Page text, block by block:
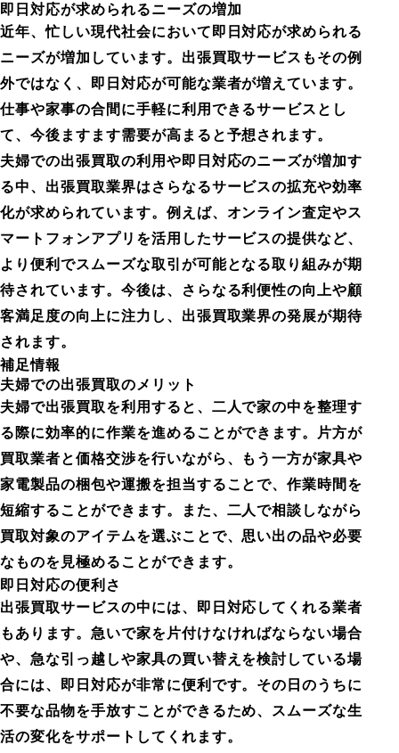
即日対応が求められるニーズの増加
近年、忙しい現代社会において即日対応が求められる
ニーズが増加しています。出張買取サービスもその例
外ではなく、即日対応が可能な業者が増えています。
仕事や家事の合間に手軽に利用できるサービスとし
て、今後ますます需要が高まると予想されます。
夫婦での出張買取の利用や即日対応のニーズが増加す
る中、出張買取業界はさらなるサービスの拡充や効率
化が求められています。例えば、オンライン査定やス
マートフォンアプリを活用したサービスの提供など、
より便利でスムーズな取引が可能となる取り組みが期
待されています。今後は、さらなる利便性の向上や顧
客満足度の向上に注力し、出張買取業界の発展が期待
されます。
補足情報
夫婦での出張買取のメリット
夫婦で出張買取を利用すると、二人で家の中を整理す
る際に効率的に作業を進めることができます。片方が
買取業者と価格交渉を行いながら、もう一方が家具や
家電製品の梱包や運搬を担当することで、作業時間を
短縮することができます。また、二人で相談しながら
買取対象のアイテムを選ぶことで、思い出の品や必要
なものを見極めることができます。
即日対応の便利さ
出張買取サービスの中には、即日対応してくれる業者
もあります。急いで家を片付けなければならない場合
や、急な引っ越しや家具の買い替えを検討している場
合には、即日対応が非常に便利です。その日のうちに
不要な品物を手放すことができるため、スムーズな生
活の変化をサポートしてくれます。